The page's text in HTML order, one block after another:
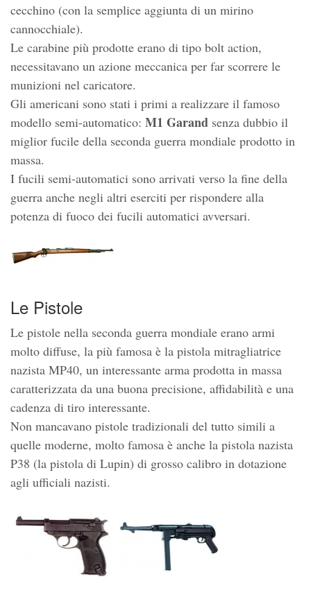
cecchino (con la semplice aggiunta di un mirino
cannocchiale).
Le carabine più prodotte erano di tipo bolt action,
necessitavano un azione meccanica per far scorrere le
munizioni nel caricatore.
Gli americani sono stati i primi a realizzare il famoso
modello semi-automatico: M1 Garand senza dubbio il
miglior fucile della seconda guerra mondiale prodotto in
massa.
I fucili semi-automatici sono arrivati verso la fine della
guerra anche negli altri eserciti per rispondere alla
potenza di fuoco dei fucili automatici avversari.
Le Pistole
Le pistole nella seconda guerra mondiale erano armi
molto diffuse, la più famosa è la pistola mitragliatrice
nazista MP40, un interessante arma prodotta in massa
caratterizzata da una buona precisione, affidabilità e una
cadenza di tiro interessante.
Non mancavano pistole tradizionali del tutto simili a
quelle moderne, molto famosa è anche la pistola nazista
P38 (la pistola di Lupin) di grosso calibro in dotazione
agli ufficiali nazisti.